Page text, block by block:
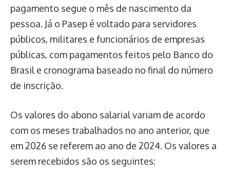
pagamento segue o mês de nascimento da
pessoa. Já o Pasep é voltado para servidores
públicos, militares e funcionários de empresas
públicas, com pagamentos feitos pelo Banco do
Brasil e cronograma baseado no final do número
de inscrição.
Os valores do abono salarial variam de acordo
com os meses trabalhados no ano anterior, que
em 2026 se referem ao ano de 2024. Os valores a
serem recebidos são os seguintes: